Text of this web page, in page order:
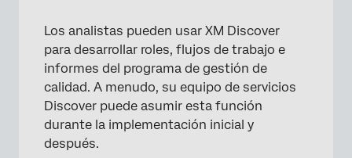
Los analistas pueden usar XM Discover
para desarrollar roles, flujos de trabajo e
informes del programa de gestión de
calidad. A menudo, su equipo de servicios
Discover puede asumir esta función
durante la implementación inicial y
después.